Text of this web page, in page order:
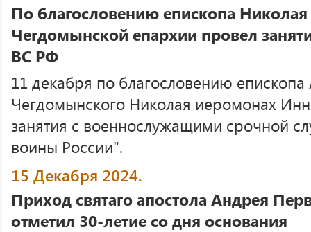
По благословению епископа
Чегдомынской епархии провел
ВС РФ
11 декабря по благословению
Чегдомынского Николая иеромонах
занятия с военнослужащими срочной
воины России".
15 Декабря 2024.
Приход святаго апостола Андрея
отметил 30-летие со дня основания